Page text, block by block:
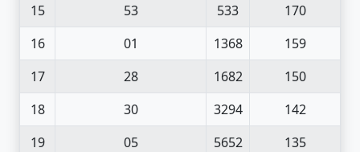
15
53 533
170
16
01 1368
159
17
28 1682
150
18
30 3294
142
19
05 5652
135